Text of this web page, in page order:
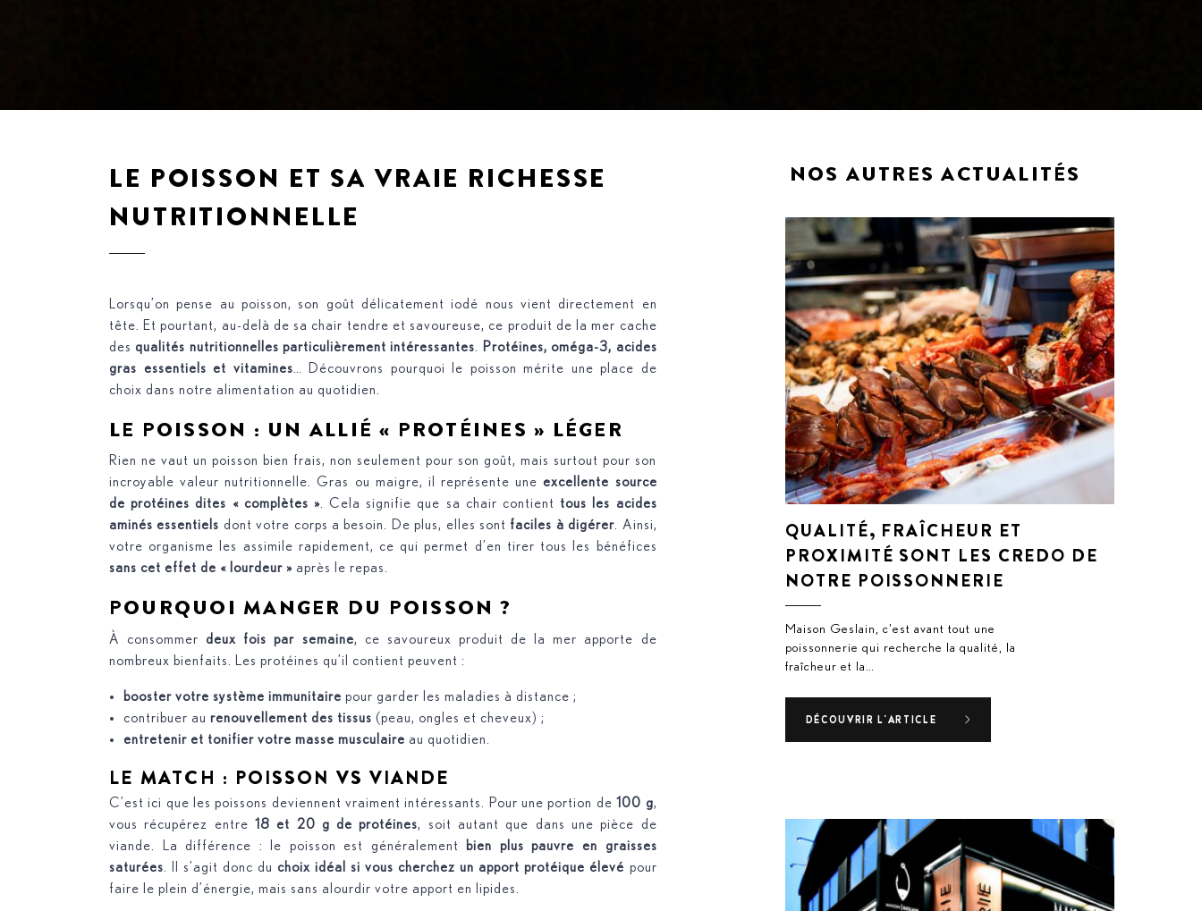
LE POISSON ET SA VRAIE RICHESSE
NUTRITIONNELLE
Lorsqu’on pense au poisson, son goût délicatement iodé nous vient directement en
tête. Et pourtant, au-delà de sa chair tendre et savoureuse, ce produit de la mer cache
des qualités nutritionnelles particulièrement intéressantes
Protéines, oméga-3, acides
gras essentiels et vitamines … Découvrons pourquoi le poisson mérite une place de
choix dans notre alimentation au quotidien.
LE POISSON : UN ALLIÉ « PROTÉINES » LÉGER
Rien ne vaut un poisson bien frais, non seulement pour son goût, mais surtout pour son
incroyable valeur nutritionnelle. Gras ou maigre, il représente une excellente source
de protéines dites « complètes ». Cela signifie que sa chair contient tous les acides
aminés essentiels dont votre corps a besoin. De plus, elles sont faciles à digérer. Ainsi,
votre organisme les assimile rapidement, ce qui permet d’en tirer tous les bénéfices
sans cet effet de « lourdeur » après le repas.
POURQUOI MANGER DU POISSON ?
À consommer deux fois par semaine, ce savoureux produit de la mer apporte de
nombreux bienfaits. Les protéines qu’il contient peuvent :
booster votre système immunitaire pour garder les maladies à distance ;
contribuer aurenouvellement des tissus (peau, ongles et cheveux) ;
entretenir et tonifier votre masse musculaire au quotidien.
LE MATCH : POISSON VS VIANDE
C’est ici que les poissons deviennent vraiment intéressants. Pour une portion de100 g,
vous récupérez entre 18 et 20 g de protéines, soit autant que dans une pièce de
viande. La différence : le poisson est généralement
bien plus pauvre en graisses
saturées . Il s’agit donc du choix idéal si vous cherchez un apport protéique élevé pour
faire le plein d’énergie, mais sans alourdir votre apport en lipides.
NOS AUTRES ACTUALITÉS
QUALITÉ, FRAÎCHEUR ET
PROXIMITÉ SONT LES CREDO DE
NOTRE POISSONNERIE
Maison Geslain, c’est avant tout une
poissonnerie qui recherche la qualité, la
fraîcheur et la…
DÉCOUVRIR L'ARTICLE